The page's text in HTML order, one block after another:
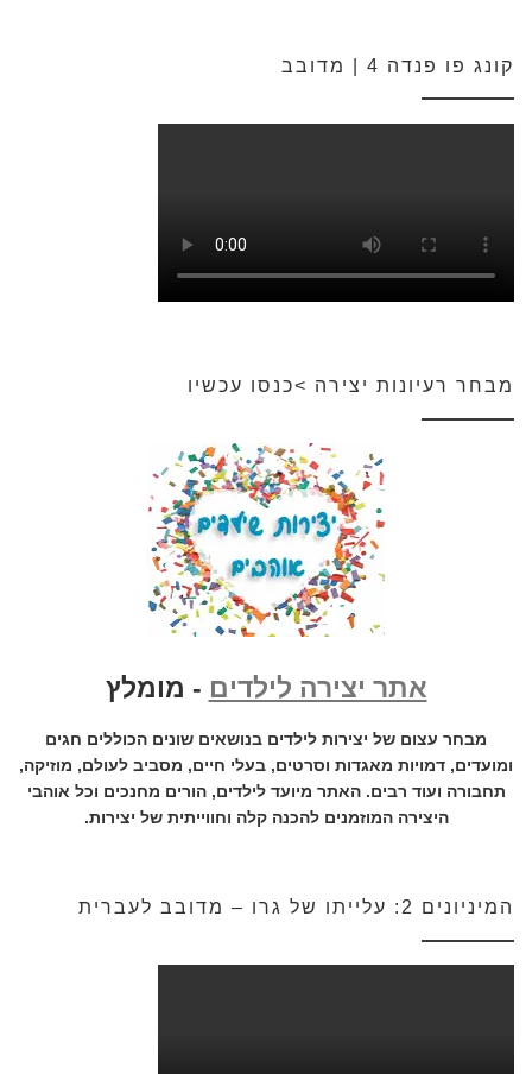
קונג פו פנדה 4 | מדובב
מבחר רעיונות יצירה >כנסו עכשיו
אתר יצירה לילדים - מומלץ
מבחר עצום של יצירות לילדים בנושאים שונים הכוללים חגים
ומועדים, דמויות מאגדות וסרטים, בעלי חיים, מסביב לעולם, מוזיקה,
תחבורה ועוד רבים. האתר מיועד לילדים, הורים מחנכים וכל אוהבי
היצירה המוזמנים להכנה קלה וחווייתית של יצירות.
המיניונים 2: עלייתו של גרו – מדובב לעברית